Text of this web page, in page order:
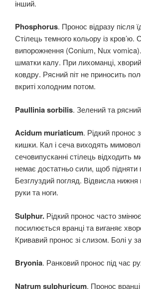
інший.
Phosphorus. Пронос відразу після
Стілець темного кольору із кров’ю.
випорожнення (Conium, Nux vomica).
шматки калу. При лихоманці,
ковдру. Рясний піт не приносить
вкриті холодним потом.
Paullinia sorbilis. Зелений та
Acidum muriaticum. Рідкий пронос
кишки. Кал і сеча виходять
сечовипусканні стілець відходить
немає достатньо сили, щоб підняти
Безглуздий погляд. Відвисла
руки та ноги.
Sulphur. Рідкий пронос часто
посилюється вранці та виганяє
Кривавий пронос зі слизом. Болі у
Bryonia. Ранковий пронос під час
Natrum sulphuricum. Пронос